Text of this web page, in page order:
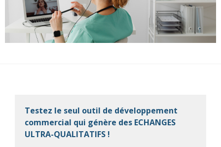
Testez le seul outil de développement
commercial qui génère des ECHANGES
ULTRA-QUALITATIFS !